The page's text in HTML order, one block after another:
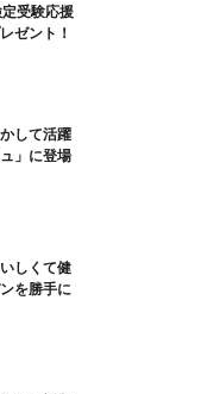
受験応援
ゼント！
して活躍
」に登場
しくて健
を勝手に